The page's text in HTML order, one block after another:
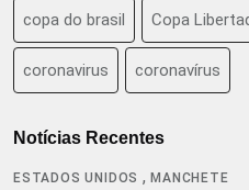
copa do brasil Copa
coronavirus coronavírus
Notícias Recentes
ESTADOS UNIDOS ,MANCHETE